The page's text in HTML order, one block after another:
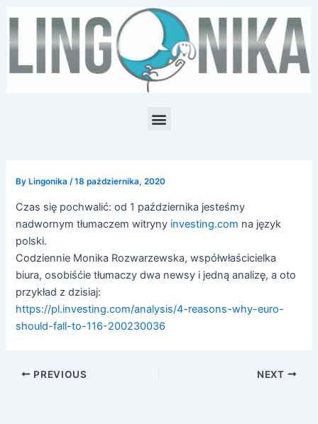
Menu
By Lingonika/18 października, 2020
Czas się pochwalić: od 1 października jesteśmy
nadwornym tłumaczem witryny investing.com na język
polski.
Codziennie Monika Rozwarzewska, współwłaścicielka
biura, osobiśćie tłumaczy dwa newsy i jedną analizę, a oto
przykład z dzisiaj:
https://pl.investing.com/analysis/4-reasons-why-euro-
should-fall-to-116-200230036
PREVIOUS NEXT